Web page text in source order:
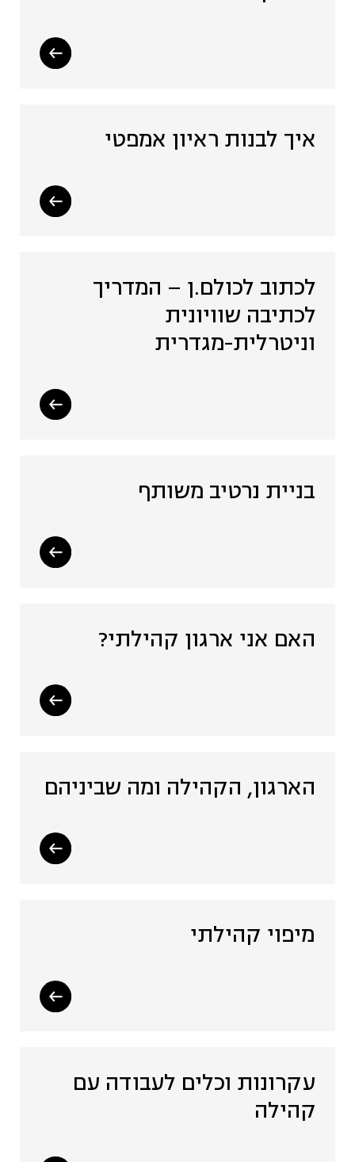
איך לבנות ראיון אמפטי
לכתוב לכולם.ן – המדריך
לכתיבה שוויונית
וניטרלית-מגדרית
בניית נרטיב משותף
האם אני ארגון קהילתי?
הארגון, הקהילה ומה שביניהם
מיפוי קהילתי
עקרונות וכלים לעבודה עם
קהילה